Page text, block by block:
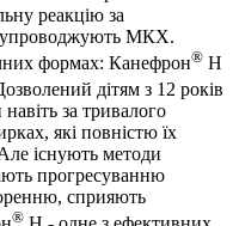
реакцію за
супроводжують МКХ.
формах: Канефрон® Н
дітям з 12 років
за тривалого
які повністю їх
існують методи
прогресуванню
сприяють
®